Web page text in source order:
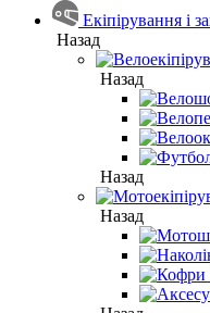
Екіпірування і
Назад
Назад
Назад
Назад